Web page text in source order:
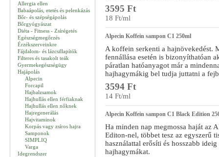
Allergia ellen
Babaápolás, etetés és pelenkázás
Bőr- és szépségápolás
Bőrgyógyászat
Diéta - Fitness - Zsírégetés
Egészségmegőrzés
Érzékszerveinkre
Fájdalom- és lázcsillapítók
Filteres és tasakolt teák
Gyermekegészségügy
Hajápolás
Alpecin
Forcapil
Hajbalzsamok
Hajhullás ellen férfiaknak
Hajhullás ellen nőknek
Hajregenerálás
Hajvitaminok
Korpás vagy zsíros hajra
Samponok
SIMPLIQ
Varga
Idegrendszer
3595 Ft
18 Ft/ml
Alpecin Koffein sampon C1 250ml
A koffein serkenti a hajnövekedést.
fennállása esetén is bizonyíthatóan
páratlan hatóanyagot már a
hajhagymákig bel tudja juttatni a
3594 Ft
14 Ft/ml
Alpecin Koffein sampon C1 Black Edition
Ha minden nap megmossa haját az
Editon-nel, többet tesz az egyszerű
használattal erősíti és hosszabb
hajhagymákat.